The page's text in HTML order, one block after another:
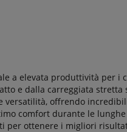
a elevata produttività per i
e dalla carreggiata stretta
offrendo
comfort durante le
per ottenere i migliori